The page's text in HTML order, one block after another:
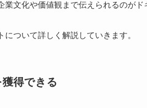
文化や価値観まで伝えられるのがド
ついて詳しく解説していきます。
得できる